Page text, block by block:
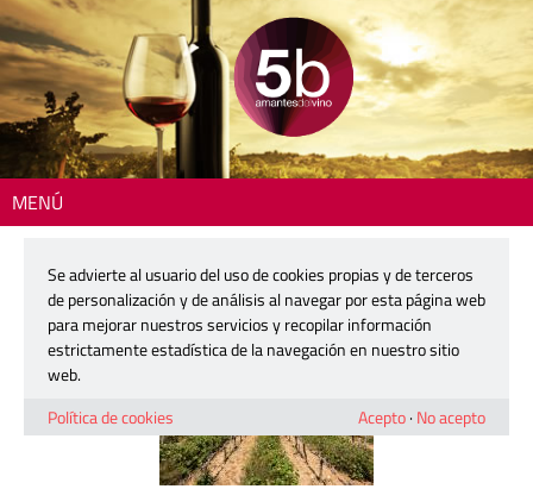
MENÚ
Resultados de búsqueda
Se advierte al usuario del uso de cookies propias y de terceros
de personalización y de análisis al navegar por esta página web
para mejorar nuestros servicios y recopilar información
estrictamente estadística de la navegación en nuestro sitio
web.
Política de cookies
Acepto· No acepto